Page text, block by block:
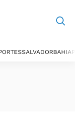
SALVADORBAHIA